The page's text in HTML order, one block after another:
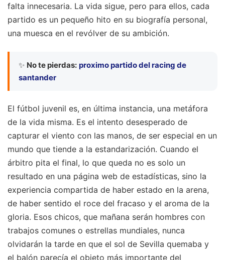
falta innecesaria. La vida sigue, pero para ellos, cada
partido es un pequeño hito en su biografía personal,
una muesca en el revólver de su ambición.
✨ No te pierdas: proximo partido del racing de
santander
El fútbol juvenil es, en última instancia, una metáfora
de la vida misma. Es el intento desesperado de
capturar el viento con las manos, de ser especial en un
mundo que tiende a la estandarización. Cuando el
árbitro pita el final, lo que queda no es solo un
resultado en una página web de estadísticas, sino la
experiencia compartida de haber estado en la arena,
de haber sentido el roce del fracaso y el aroma de la
gloria. Esos chicos, que mañana serán hombres con
trabajos comunes o estrellas mundiales, nunca
olvidarán la tarde en que el sol de Sevilla quemaba y
el balón parecía el objeto más importante del